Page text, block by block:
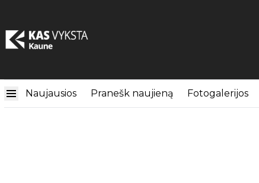
Naujausios Pranešk naujieną Fotogalerijos